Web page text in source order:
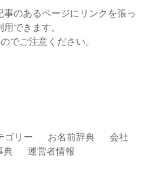
のあるページにリンクを張っ
できます。
でご注意ください。
ゴリー お名前辞典
会社
典 運営者情報